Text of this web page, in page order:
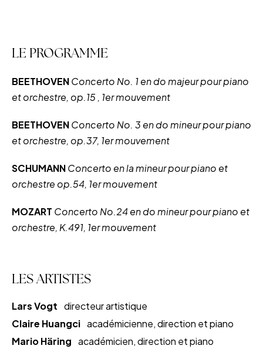
LE PROGRAMME
BEETHOVENConcerto No. 1 en do majeur pour piano
et orchestre, op.15 , 1er mouvement
BEETHOVENConcerto No. 3 en do mineur pour piano
et orchestre, op.37, 1er mouvement
SCHUMANNConcerto en la mineur pour piano et
orchestre op.54, 1er mouvement
MOZART Concerto No.24 en do mineur pour piano et
orchestre, K.491, 1er mouvement
LES ARTISTES
Lars Vogt directeur artistique
Claire Huangci académicienne, direction et piano
Mario Häring académicien, direction et piano